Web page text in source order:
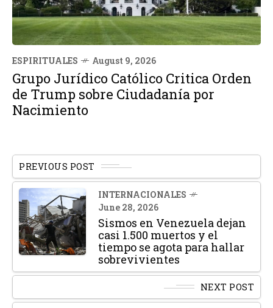
ESPIRITUALES August 9, 2026
Grupo Jurídico Católico Critica Orden
de Trump sobre Ciudadanía por
Nacimiento
PREVIOUS POST
INTERNACIONALES
June 28, 2026
Sismos en Venezuela dejan
casi 1.500 muertos y el
tiempo se agota para hallar
sobrevivientes
NEXT POST